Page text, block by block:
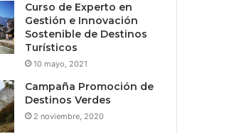
Curso de Experto en
Gestión e Innovación
Sostenible de Destinos
Turísticos
10 mayo, 2021
Campaña Promoción de
Destinos Verdes
2 noviembre, 2020